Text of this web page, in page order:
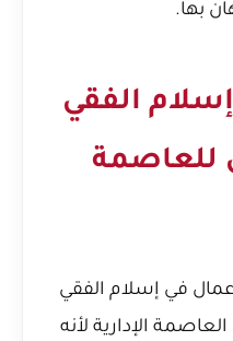
بها.
الفقي
للعاصمة
في إسلام الفقي
الإدارية لأنه